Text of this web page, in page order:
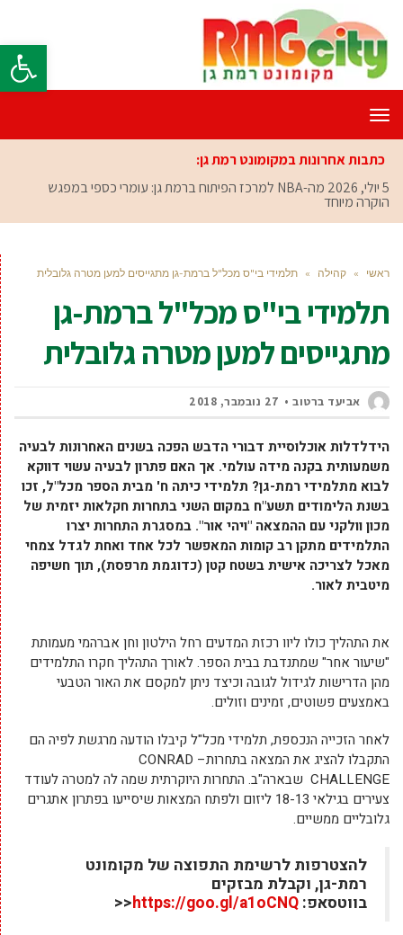
פתח
תפריט
כתבות אחרונות במקומונט רמת גן:
5 יולי, 2026
מה-NBA למרכז הפיתוח ברמת גן: עומרי כספי במפגש
הוקרה מיוחד
ראשי » קהילה » תלמידי בי"ס מכל"ל ברמת-גן מתגייסים למען מטרה גלובלית
תלמידי בי"ס מכל"ל ברמת-גן
מתגייסים למען מטרה גלובלית
אביעד ברטוב 27 נובמבר, 2018
הידלדלות אוכלוסיית דבורי הדבש הפכה בשנים האחרונות לבעיה
משמעותית בקנה מידה עולמי. אך האם פתרון לבעיה עשוי דווקא
לבוא מתלמידי רמת-גן? תלמידי כיתה ח' מבית הספר מכל"ל, זכו
בשנת הלימודים תשע"ח במקום השני בתחרות חקלאות יזמית של
מכון וולקני עם ההמצאה "ויהי אור". במסגרת התחרות יצרו
התלמידים מתקן רב קומות המאפשר לכל אחד ואחת לגדל צמחי
מאכל לצריכה אישית בשטח קטן (כדוגמת מרפסת), תוך חשיפה
מיטבית לאור.
את התהליך כולו ליוו רכזת המדעים רחל הילטון וחן אברהמי מעמותת
"שיעור אחר" שמתנדבת בבית הספר. לאורך התהליך חקרו התלמידים
מהן הדרישות לגידול לגובה וכיצד ניתן למקסם את האור הטבעי
באמצעים פשוטים, זמינים וזולים.
לאחר הזכייה הנכספת, תלמידי מכל"ל קיבלו הודעה מרגשת לפיה הם
התקבלו להציג את המצאה בתחרותCONRAD –
CHALLENGE שבארה"ב. התחרות היוקרתית שמה לה למטרה לעודד
צעירים בגילאי 18-13 ליזום ולפתח המצאות שיסייעו בפתרון אתגרים
גלובליים ממשיים.
להצטרפות לרשימת התפוצה של מקומונט
רמת-גן, וקבלת מבזקים
בווטסאפ: https://goo.gl/a1oCNQ
<<